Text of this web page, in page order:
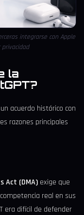
integrarse con Apple
la
acuerdo histórico con
razones principales
Act (DMA) exige que
real en sus
era difícil de defender